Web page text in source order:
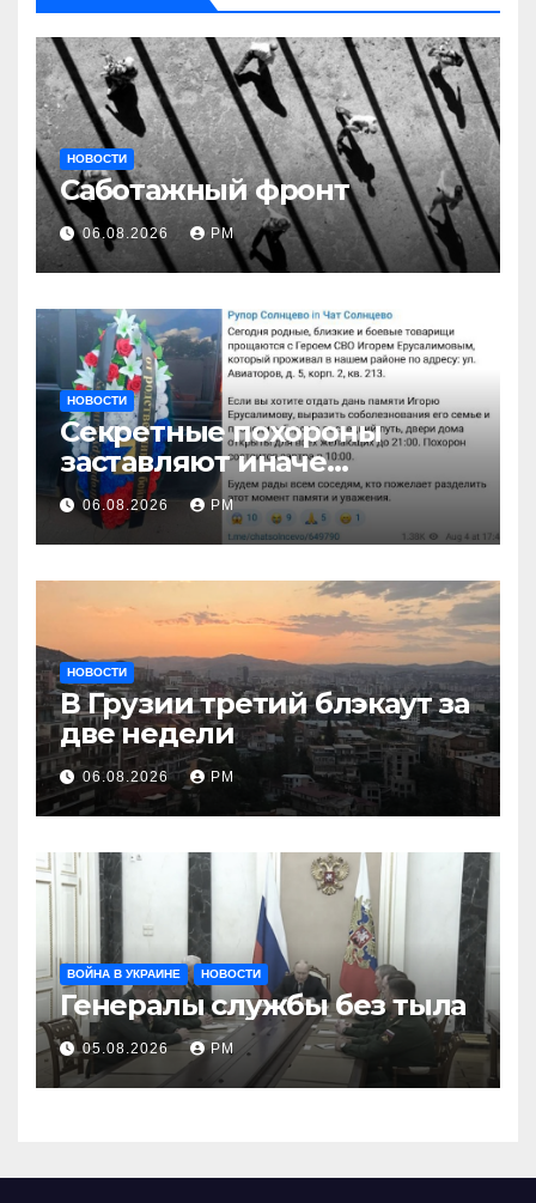
НОВОСТИ
Саботажный фронт
06.08.2026 РМ
НОВОСТИ
Секретные похороны
заставляют иначе
взглянуть на взрыв
06.08.2026 РМ
НОВОСТИ
В Грузии третий блэкаут за
две недели
06.08.2026 РМ
ВОЙНА В УКРАИНЕ НОВОСТИ
Генералы службы без тыла
05.08.2026 РМ